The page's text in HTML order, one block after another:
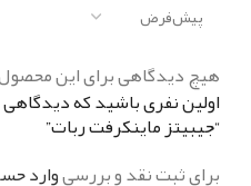
هیچ دیدگاهی برای این
اولین نفری باشید که
“جيبيتز ماينکرفت ربات”
برای ثبت نقد و بررسیوارد